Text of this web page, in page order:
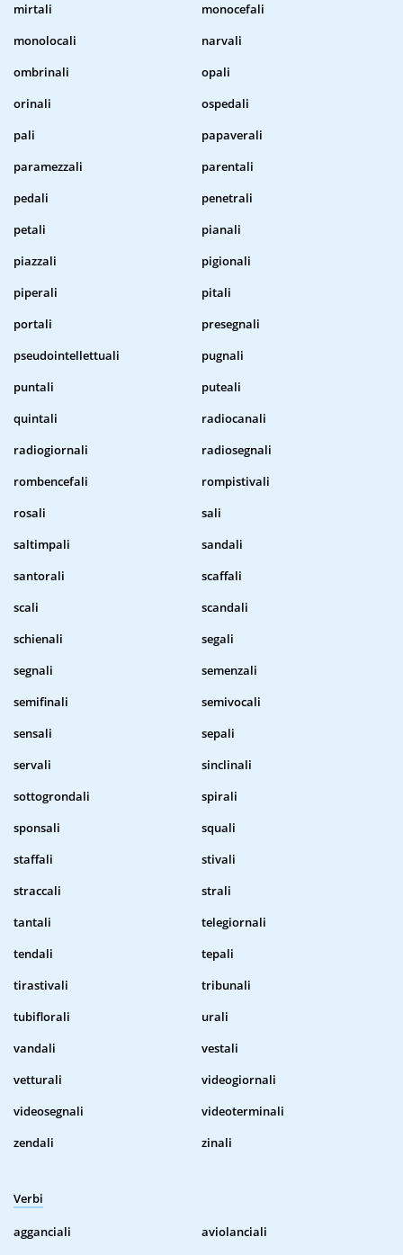
mirtali
monocefali
monolocali
narvali
ombrinali
opali
orinali
ospedali
pali
papaverali
paramezzali
parentali
pedali
penetrali
petali
pianali
piazzali
pigionali
piperali
pitali
portali
presegnali
pseudointellettuali
pugnali
puntali
puteali
quintali
radiocanali
radiogiornali
radiosegnali
rombencefali
rompistivali
rosali
sali
saltimpali
sandali
santorali
scaffali
scali
scandali
schienali
segali
segnali
semenzali
semifinali
semivocali
sensali
sepali
servali
sinclinali
sottogrondali
spirali
sponsali
squali
staffali
stivali
straccali
strali
tantali
telegiornali
tendali
tepali
tirastivali
tribunali
tubiflorali
urali
vandali
vestali
vetturali
videogiornali
videosegnali
videoterminali
zendali
zinali
Verbi
agganciali aviolanciali